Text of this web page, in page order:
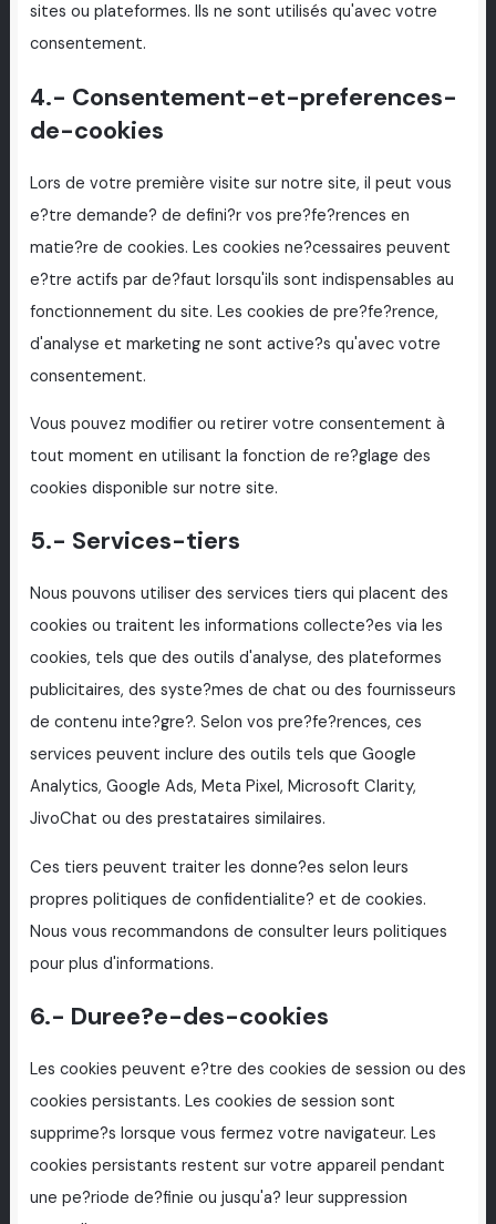
sites ou plateformes. Ils ne sont utilisés qu'avec votre
consentement.
4.- Consentement-et-preferences-
de-cookies
Lors de votre première visite sur notre site, il peut vous
e?tre demande? de defini?r vos pre?fe?rences en
matie?re de cookies. Les cookies ne?cessaires peuvent
e?tre actifs par de?faut lorsqu'ils sont indispensables au
fonctionnement du site. Les cookies de pre?fe?rence,
d'analyse et marketing ne sont active?s qu'avec votre
consentement.
Vous pouvez modifier ou retirer votre consentement à
tout moment en utilisant la fonction de re?glage des
cookies disponible sur notre site.
5.- Services-tiers
Nous pouvons utiliser des services tiers qui placent des
cookies ou traitent les informations collecte?es via les
cookies, tels que des outils d'analyse, des plateformes
publicitaires, des syste?mes de chat ou des fournisseurs
de contenu inte?gre?. Selon vos pre?fe?rences, ces
services peuvent inclure des outils tels que Google
Analytics, Google Ads, Meta Pixel, Microsoft Clarity,
JivoChat ou des prestataires similaires.
Ces tiers peuvent traiter les donne?es selon leurs
propres politiques de confidentialite? et de cookies.
Nous vous recommandons de consulter leurs politiques
pour plus d'informations.
6.- Duree?e-des-cookies
Les cookies peuvent e?tre des cookies de session ou des
cookies persistants. Les cookies de session sont
supprime?s lorsque vous fermez votre navigateur. Les
cookies persistants restent sur votre appareil pendant
une pe?riode de?finie ou jusqu'a? leur suppression